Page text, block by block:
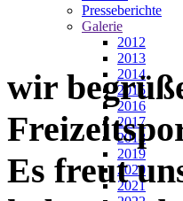
Presseberichte
Galerie
2012
2013
2014
2015
2016
2017
2018
2019
2020
2021
wir
Es freut